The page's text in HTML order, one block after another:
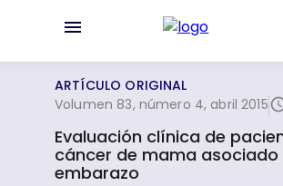
ARTÍCULO ORIGINAL
Volumen 83, número 4, abril 2015
Evaluación clínica de
cáncer de mama asociado
embarazo